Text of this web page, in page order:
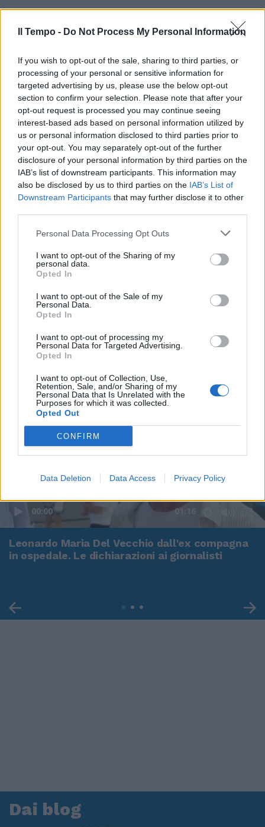
Il Tempo - Do Not Process My Personal Information
If you wish to opt-out of the sale, sharing to third parties, or
processing of your personal or sensitive information for
targeted advertising by us, please use the below opt-out
section to confirm your selection. Please note that after your
opt-out request is processed you may continue seeing
interest-based ads based on personal information utilized by
us or personal information disclosed to third parties prior to
your opt-out. You may separately opt-out of the further
disclosure of your personal information by third parties on the
IAB’s list of downstream participants. This information may
also be disclosed by us to third parties on the IAB’s List of
Downstream Participants that may further disclose it to other
Personal Data Processing Opt Outs
I want to opt-out of the Sharing of my
personal data.
Opted In
I want to opt-out of the Sale of my
Personal Data.
Opted In
I want to opt-out of processing my
Personal Data for Targeted Advertising.
Opted In
I want to opt-out of Collection, Use,
Retention, Sale, and/or Sharing of my
Personal Data that Is Unrelated with the
Purposes for which it was collected.
Opted Out
CONFIRM
Data Deletion Data Access Privacy Policy
00:00 01:16
Leonardo Maria Del Vecchio dall'ex compagna
in ospedale. Le dichiarazioni ai giornalisti
Dai blog